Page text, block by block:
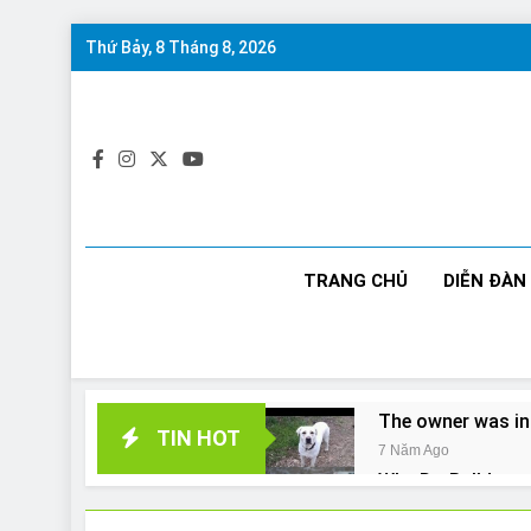
Skip
Thứ Bảy, 8 Tháng 8, 2026
TRANG CHỦ DIỄN ĐÀN
TIN HOT
The owner was
7 Năm Ago
Why Do
7 Năm Ago